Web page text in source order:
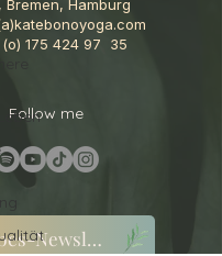
Bremen, Hamburg
175 424 97 35
Follow me
GoodVibes-Newsletter